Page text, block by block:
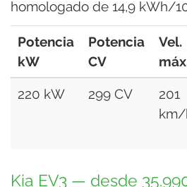
homologado de 14,9 kWh/
Potencia
kW
Potencia
CV
Vel.
220 kW 299 CV
201
km/
Kia EV3 — desde